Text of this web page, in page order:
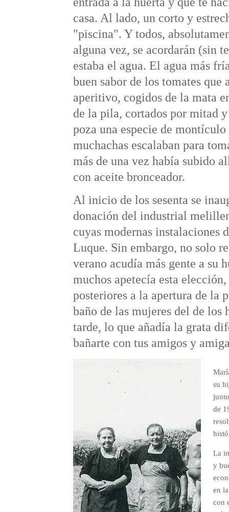
casa. Al lado, un corto y
"piscina". Y todos,
alguna vez, se acordarán (sin
estaba el agua. El agua más
buen sabor de los tomates
aperitivo, cogidos de la mata
de la pila, cortados por mitad
poza una especie de
muchachas escalaban para
más de una vez había subido
con aceite bronceador.
Al inicio de los sesenta se
donación del industrial
cuyas modernas instalaciones
Luque. Sin embargo, no solo
verano acudía más gente a su
muchos apetecía esta
posteriores a la apertura de la
baño de las mujeres del de los
tarde, lo que añadía la grata
bañarte con tus amigos y
su
de
La
y
en
con